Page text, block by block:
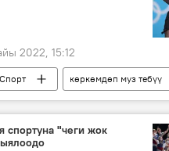
2022, 15:12
Спорт
көркөмдөп муз тебүү
Россия
Камила Валиева
спортуна "чеги жок